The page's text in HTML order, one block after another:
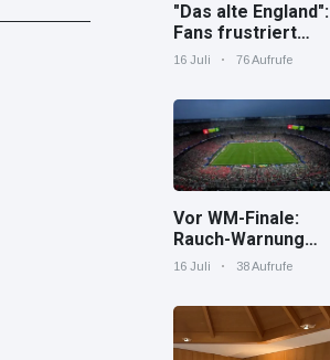
"Das alte England":
Fans frustriert
nach WM-Aus
16 Juli 76 Aufrufe
Vor WM-Finale:
Rauch-Warnung
und Hitze in New
16 Juli 38 Aufrufe